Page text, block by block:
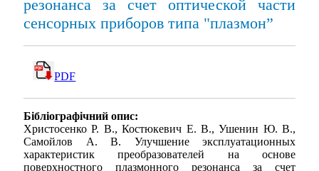
резонанса за счет оптической части
сенсорных приборов типа "плазмон”
PDF
Бібліографічний опис:
Христосенко Р. В., Костюкевич Е. В., Ушенин Ю. В.,
Самойлов А. В. Улучшение эксплуатационных
характеристик преобразователей на основе
поверхностного плазмонного резонанса за счет